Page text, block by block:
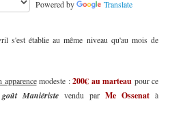
Powered by Translate
s'est établie au même niveau qu'au mois de
apparencemodeste :200€ au marteau pour ce
Maniériste vendu par Me Ossenat à